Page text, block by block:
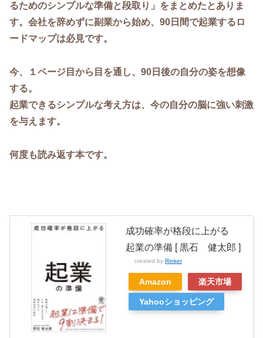
るためのシンプルな準備と段取り」をまとめたとありま
す。会社を辞めずに副業から始め、90日間で起業するロ
ードマップは必見です。
今、１ページ目から目を通し、90日後の自分の姿を想像
する。
起業できるシンプルな考え方は、今の自分の脳に強い刺激
を与えます。
何度も読み返す本です。
成功確率が格段に上がる
起業の準備 [ 黒石 健太郎 ]
created by Rinker
Amazon 楽天市場
Yahooショッピング